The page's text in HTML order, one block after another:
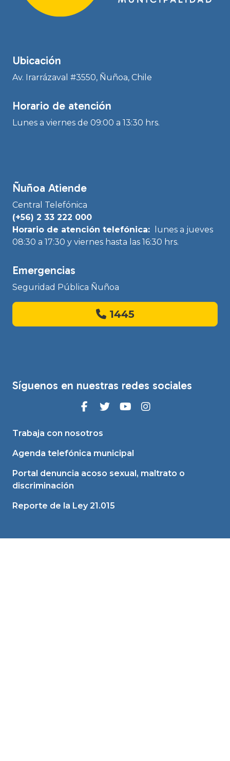
Ubicación
Av. Irarrázaval #3550, Ñuñoa, Chile
Horario de atención
Lunes a viernes de 09:00 a 13:30 hrs.
Ñuñoa Atiende
Central Telefónica
(+56) 2 33 222 000
Horario de atención telefónica:
lunes a jueves
08:30 a 17:30 y viernes hasta las 16:30 hrs.
Emergencias
Seguridad Pública Ñuñoa
1445
Síguenos en nuestras redes sociales
Trabaja con nosotros
Agenda telefónica municipal
Portal denuncia acoso sexual, maltrato o
discriminación
Reporte de la Ley 21.015